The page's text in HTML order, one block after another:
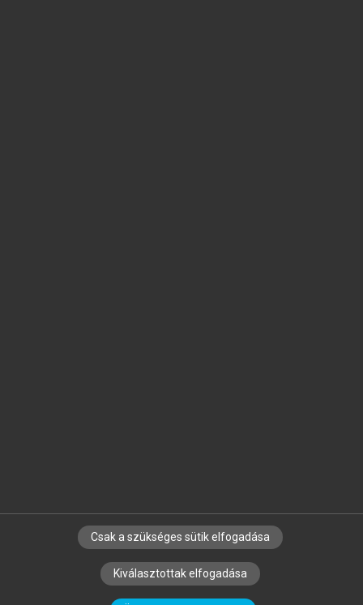
SZERZŐKNEK CÉGEKNEK KÖNYVTÁROSOKNAK
SZERKESZTÉSI ÉS LEKTORÁLÁSI ALAPELVEK
Csak a szükséges sütik elfogadása
Kiválasztottak elfogadása